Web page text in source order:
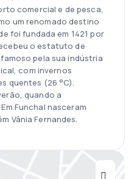
comercial e de pesca,
um renomado destino
foi fundada em 1421 por
o estatuto de
pela sua indústria
com invernos
quentes (26 °C).
quando a
Funchal nasceram
Vânia Fernandes.